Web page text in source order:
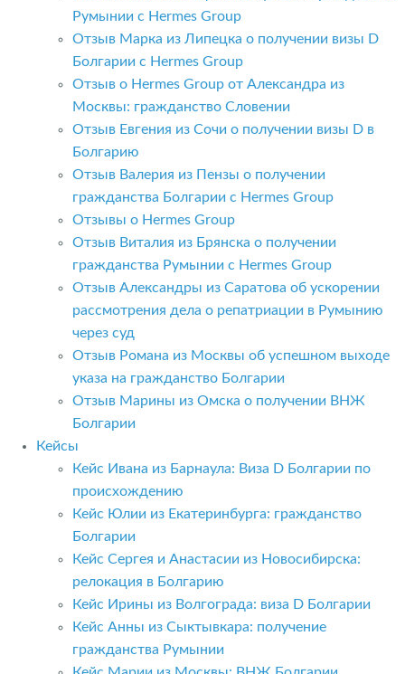
Румынии с Hermes Group
Отзыв Марка из Липецка о получении визы D
Болгарии с Hermes Group
Отзыв о Hermes Group от Александра из
Москвы: гражданство Словении
Отзыв Евгения из Сочи о получении визы D в
Болгарию
Отзыв Валерия из Пензы о получении
гражданства Болгарии с Hermes Group
Отзывы о Hermes Group
Отзыв Виталия из Брянска о получении
гражданства Румынии с Hermes Group
Отзыв Александры из Саратова об ускорении
рассмотрения дела о репатриации в Румынию
через суд
Отзыв Романа из Москвы об успешном выходе
указа на гражданство Болгарии
Отзыв Марины из Омска о получении ВНЖ
Болгарии
Кейсы
Кейс Ивана из Барнаула: Виза D Болгарии по
происхождению
Кейс Юлии из Екатеринбурга: гражданство
Болгарии
Кейс Сергея и Анастасии из Новосибирска:
релокация в Болгарию
Кейс Ирины из Волгограда: виза D Болгарии
Кейс Анны из Сыктывкара: получение
гражданства Румынии